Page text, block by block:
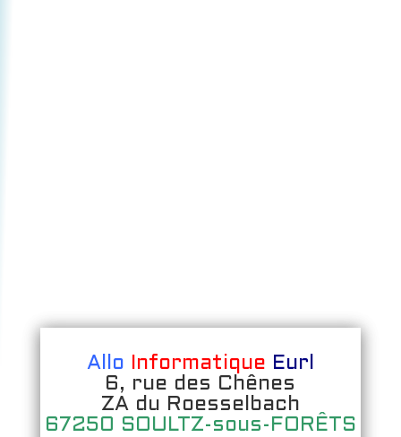
Allo Informatique Eurl
6, rue des Chênes
ZA du Roesselbach
67250 SOULTZ-sous-FORÊTS